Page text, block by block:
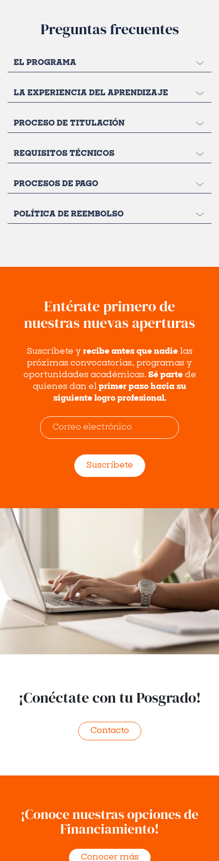
Preguntas frecuentes
EL PROGRAMA
LA EXPERIENCIA DEL APRENDIZAJE
PROCESO DE TITULACIÓN
REQUISITOS TÉCNICOS
PROCESOS DE PAGO
POLÍTICA DE REEMBOLSO
Entérate primero de
nuestras nuevas aperturas
Suscríbete y recibe antes que nadielas
próximas convocatorias, programas y
oportunidades académicas. Sé partede
quienes dan el primer paso hacia su
siguiente logro profesional.
¡Conéctate con tu Posgrado!
Contacto
¡Conoce nuestras opciones de
Financiamiento!
Conocer más